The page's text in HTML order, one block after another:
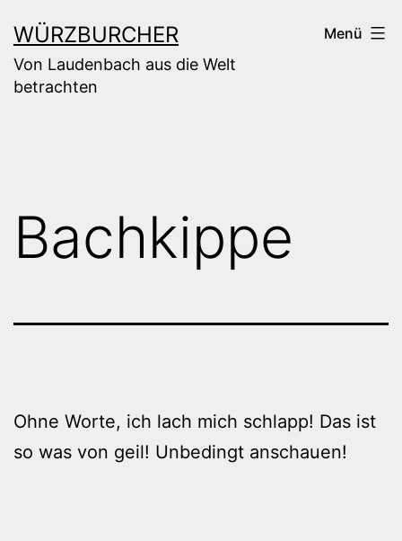
Inhalt
springen
WÜRZBURCHER
Von Laudenbach aus die Welt
betrachten
Menü
Bachkippe
Ohne Worte, ich lach mich schlapp! Das ist
so was von geil! Unbedingt anschauen!